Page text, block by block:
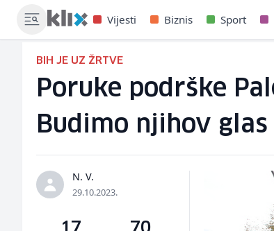
Vijesti Biznis Sport
BIH JE UZ ŽRTVE
Poruke podrške
Budimo njihov glas
N. V.
29.10.2023.